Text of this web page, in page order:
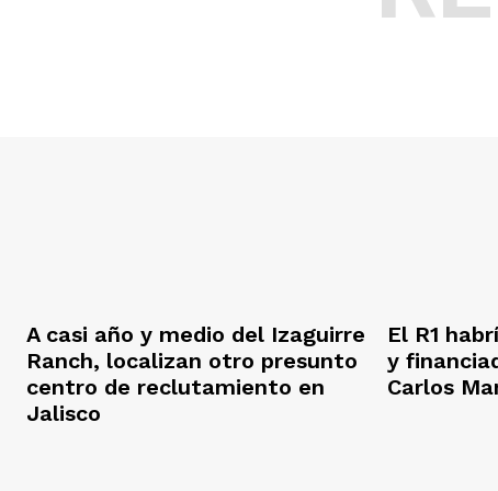
A casi año y medio del Izaguirre
Ranch, localizan otro presunto
centro de reclutamiento en
Jalisco
El R1
y
Carlos